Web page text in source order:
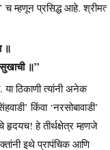
च म्हणून प्रसिद्ध आहे. श्रीमत्‍
॥
सुखाची ॥”
या ठिकाणी त्यांनी अनेक
किंवा ‘नरसोबावाडी’
हृदयच! हे तीर्थक्षेत्र म्हणजे
इथे प्रापंचिक आणि